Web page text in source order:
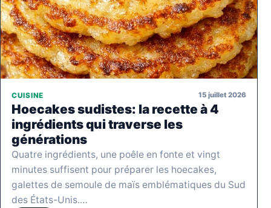
CUISINE 15 juillet 2026
Hoecakes sudistes: la recette à 4
ingrédients qui traverse les
générations
Quatre ingrédients, une poêle en fonte et vingt
minutes suffisent pour préparer les hoecakes,
galettes de semoule de maïs emblématiques du Sud
des États-Unis.…